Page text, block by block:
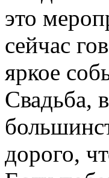
это
сейчас
яркое
Свадьба,
дорого,